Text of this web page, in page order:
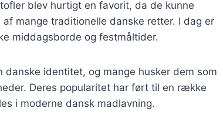
blev hurtigt en favorit, da de kunne
mange traditionelle danske retter. I dag er
middagsborde og festmåltider.
identitet, og mange husker dem som
Deres popularitet har ført til en række
i moderne dansk madlavning.